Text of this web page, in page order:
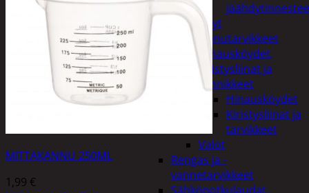
Öljyt
Perävaunutarvikkeet
Hinausköydet,
kiristysliinat ja
kiinnikkeet
Hinausköydet
Kiristysliinat ja
tarvikkeet
Valot
Rengas ja -
vannetarvikkeet
MITTAKANNU 250ML
1,99 €